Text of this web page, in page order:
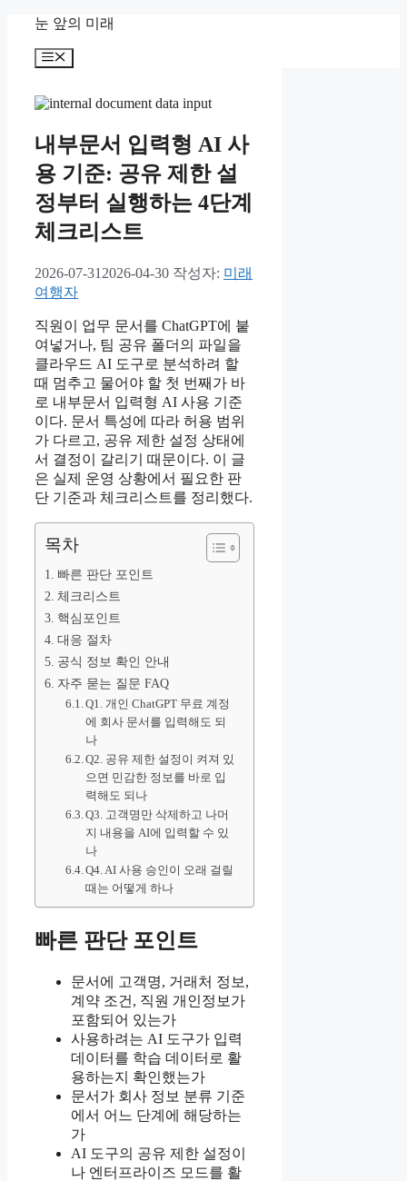
눈 앞의 미래
메
내부문서 입력형 AI 사
용 기준: 공유 제한 설
정부터 실행하는 4단계
체크리스트
2026-07-31 2026-04-30 작성자: 미래
여행자
직원이 업무 문서를 ChatGPT에 붙
여넣거나, 팀 공유 폴더의 파일을
클라우드 AI 도구로 분석하려 할
때 멈추고 물어야 할 첫 번째가 바
로 내부문서 입력형 AI 사용 기준
이다. 문서 특성에 따라 허용 범위
가 다르고, 공유 제한 설정 상태에
서 결정이 갈리기 때문이다. 이 글
은 실제 운영 상황에서 필요한 판
단 기준과 체크리스트를 정리했다.
목차
빠른 판단 포인트
체크리스트
핵심포인트
대응 절차
공식 정보 확인 안내
자주 묻는 질문 FAQ
Q1. 개인 ChatGPT 무료 계정
에 회사 문서를 입력해도 되
나
Q2. 공유 제한 설정이 켜져 있
으면 민감한 정보를 바로 입
력해도 되나
Q3. 고객명만 삭제하고 나머
지 내용을 AI에 입력할 수 있
나
Q4. AI 사용 승인이 오래 걸릴
때는 어떻게 하나
빠른 판단 포인트
문서에 고객명, 거래처 정보,
계약 조건, 직원 개인정보가
포함되어 있는가
사용하려는 AI 도구가 입력
데이터를 학습 데이터로 활
용하는지 확인했는가
문서가 회사 정보 분류 기준
에서 어느 단계에 해당하는
가
AI 도구의 공유 제한 설정이
나 엔터프라이즈 모드를 활